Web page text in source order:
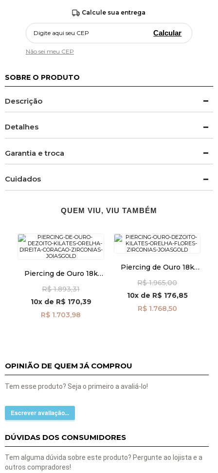
Calcule sua entrega
Calcular
Não sei meu CEP
SOBRE O PRODUTO
Descrição
Detalhes
Garantia e troca
Cuidados
QUEM VIU, VIU TAMBÉM
Piercing de Ouro 18k
com Zircônias ac07819
R$ 1.893,31
10xde R$ 170,39
R$ 1.703,98
Piercing de Ouro 18k
Zircônias ac07922
R$ 1.965,00
10xde R$ 176,85
R$ 1.768,50
OPINIÃO DE QUEM JÁ COMPROU
Tem esse produto? Seja o primeiro a avaliá-lo!
Escrever avaliação...
DÚVIDAS DOS CONSUMIDORES
Tem alguma dúvida sobre este produto? Pergunte ao lojista e a
outros compradores!